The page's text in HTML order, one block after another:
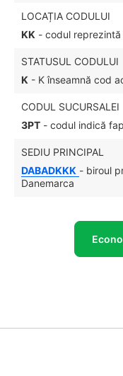
LOCAȚIA CODULUI
KK - codul
STATUSUL CODULUI
K - K înseamnă cod
CODUL SUCURSALEI
3PT - codul indică
SEDIU PRINCIPAL
DABADKKK - biroul
Danemarca